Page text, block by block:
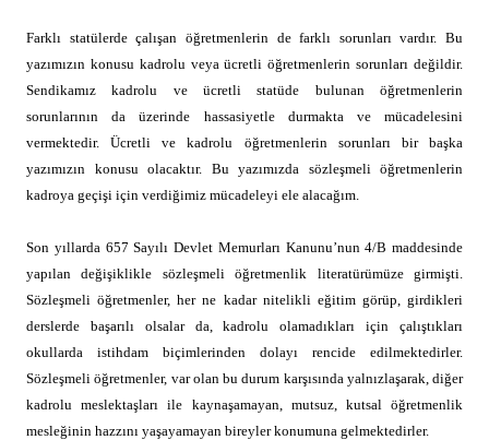
Farklı statülerde çalışan öğretmenlerin de farklı sorunları vardır. Bu
yazımızın konusu kadrolu veya ücretli öğretmenlerin sorunları değildir.
Sendikamız kadrolu ve ücretli statüde bulunan öğretmenlerin
sorunlarının da üzerinde hassasiyetle durmakta ve mücadelesini
vermektedir. Ücretli ve kadrolu öğretmenlerin sorunları bir başka
yazımızın konusu olacaktır. Bu yazımızda sözleşmeli öğretmenlerin
kadroya geçişi için verdiğimiz mücadeleyi ele alacağım.
Son yıllarda 657 Sayılı Devlet Memurları Kanunu’nun 4/B maddesinde
yapılan değişiklikle sözleşmeli öğretmenlik literatürümüze girmişti.
Sözleşmeli öğretmenler, her ne kadar nitelikli eğitim görüp, girdikleri
derslerde başarılı olsalar da, kadrolu olamadıkları için çalıştıkları
okullarda istihdam biçimlerinden dolayı rencide edilmektedirler.
Sözleşmeli öğretmenler, var olan bu durum karşısında yalnızlaşarak, diğer
kadrolu meslektaşları ile kaynaşamayan, mutsuz, kutsal öğretmenlik
mesleğinin hazzını yaşayamayan bireyler konumuna gelmektedirler.